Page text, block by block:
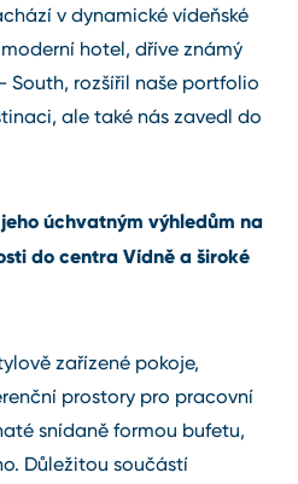
v dynamické vídeňské
hotel, dříve známý
South, rozšířil naše portfolio
ale také nás zavedl do
úchvatným výhledům na
do centra Vídně a široké
zařízené pokoje,
prostory pro pracovní
snídaně formou bufetu,
Důležitou součástí